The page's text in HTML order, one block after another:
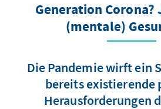
Generation Corona?
(mentale)
Die Pandemie wirft ein
bereits existierende
Herausforderungen